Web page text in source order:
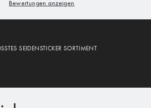
SEIDENSTICKER SORTIMENT